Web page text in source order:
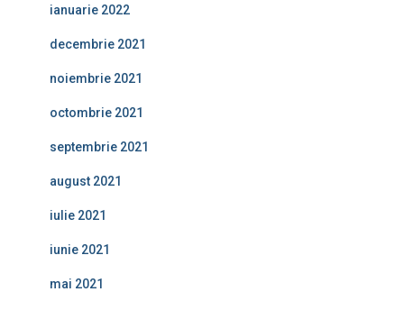
ianuarie 2022
decembrie 2021
noiembrie 2021
octombrie 2021
septembrie 2021
august 2021
iulie 2021
iunie 2021
mai 2021